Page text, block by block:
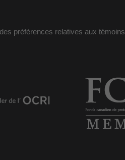
préférences relatives aux témoins